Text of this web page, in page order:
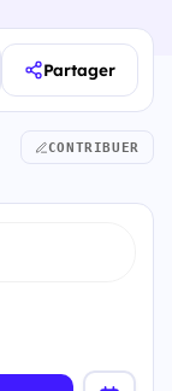
Partager
CONTRIBUER